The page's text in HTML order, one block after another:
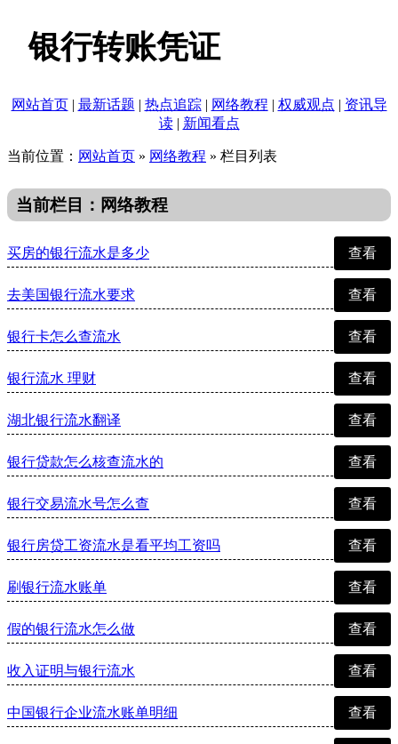
银行转账凭证
网站首页| 最新话题 | 热点追踪| 网络教程 | 权威观点 | 资讯导
读| 新闻看点
当前位置： 网站首页 » 网络教程 » 栏目列表
当前栏目：网络教程
买房的银行流水是多少 查看
去美国银行流水要求 查看
银行卡怎么查流水 查看
银行流水 理财 查看
湖北银行流水翻译 查看
银行贷款怎么核查流水的 查看
银行交易流水号怎么查 查看
银行房贷工资流水是看平均工资吗 查看
刷银行流水账单 查看
假的银行流水怎么做 查看
收入证明与银行流水 查看
中国银行企业流水账单明细 查看